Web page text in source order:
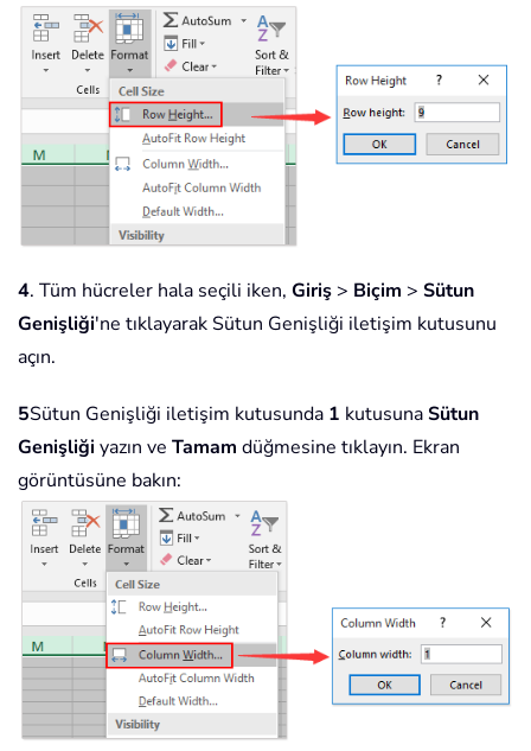
4. Tüm hücreler hala seçili iken, Giriş > Biçim > Sütun
Genişliği'ne tıklayarak Sütun Genişliği iletişim kutusunu
açın.
5Sütun Genişliği iletişim kutusunda 1 kutusunaSütun
Genişliği yazın ve Tamam düğmesine tıklayın. Ekran
görüntüsüne bakın: